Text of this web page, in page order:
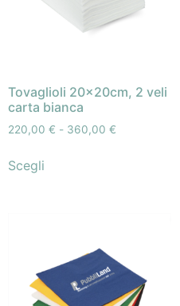
Tovaglioli 20x20cm, 2 veli
carta bianca
220,00 € - 360,00 €
Scegli